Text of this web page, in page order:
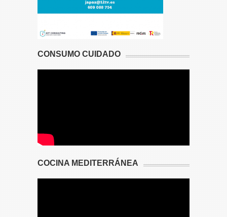
CONSUMO CUIDADO
COCINA MEDITERRÁNEA